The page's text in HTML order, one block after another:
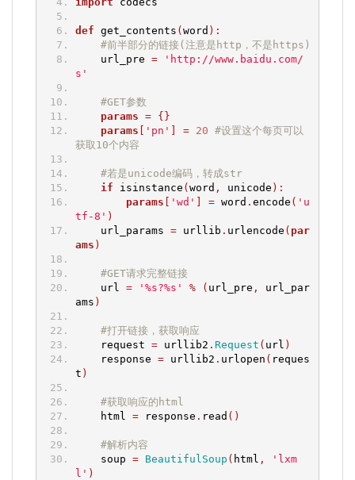
def get_contents (word ):
#前半部分的链接(注意是http，不是https)
url_pre =
'http://www.baidu.com/
s'
#GET参数
params =
{}
params [ 'pn' ] = 20 #设置这个每页可以
获取10个内容
#若是unicode编码，转成str
if isinstance (word , unicode ):
params [ 'wd' ] = word . encode ( 'u
tf-8' )
url_params = urllib . urlencode ( par
ams )
#GET请求完整链接
url = '%s?%s' % ( url_pre ,
url_par
ams )
#打开链接，获取响应
request = urllib2 . Request ( url )
response = urllib2 . urlopen ( reques
t )
#获取响应的html
html = response . read ()
#解析内容
soup = BeautifulSoup ( html ,
'lxm
l' )